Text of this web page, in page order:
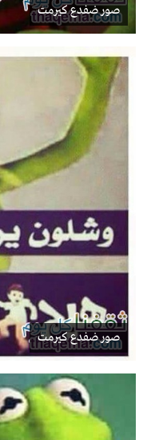
صور ضفدع كيرمت
صور ضفدع كيرمت